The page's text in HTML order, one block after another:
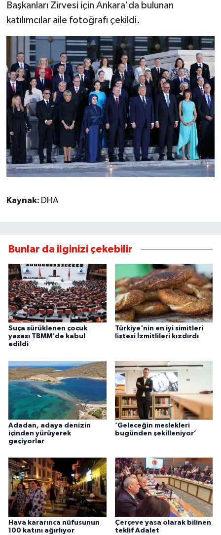
Başkanları Zirvesi için Ankara'da bulunan
katılımcılar aile fotoğrafı çekildi.
Kaynak: DHA
Bunlar da ilginizi çekebilir
Suça sürüklenen çocuk
yasası TBMM'de kabul
edildi
Türkiye'nin en iyi simitleri
listesi İzmitlileri kızdırdı
Adadan, adaya denizin
içinden yürüyerek
geçiyorlar
‘Geleceğin meslekleri
bugünden şekilleniyor’
Hava kararınca nüfusunun
100 katını ağırlıyor
Çerçeve yasa olarak bilinen
teklif Adalet